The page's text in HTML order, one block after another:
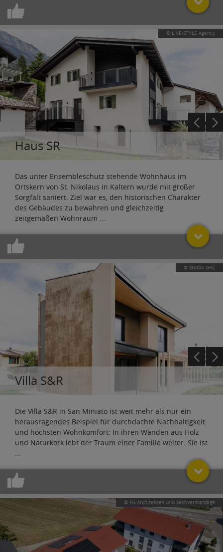
© LIVE-STYLE Agency
Haus SR
Das unter Ensembleschutz stehende Wohnhaus im
Ortskern von St. Nikolaus in Kaltern wurde mit großer
Sorgfalt saniert. Ziel war es, den historischen Charakter
des Gebäudes zu bewahren und gleichzeitig
zeitgemäßen Wohnraum ...
© Studio GRC
Villa S&R
Die Villa S&R in San Miniato ist weit mehr als nur ein
herausragendes Beispiel für durchdachte Nachhaltigkeit
und höchsten Wohnkomfort: In ihren Wänden aus Holz
und Naturkork lebt der Traum einer Familie weiter. Sie ist
© FG Architekten und Sachverständige